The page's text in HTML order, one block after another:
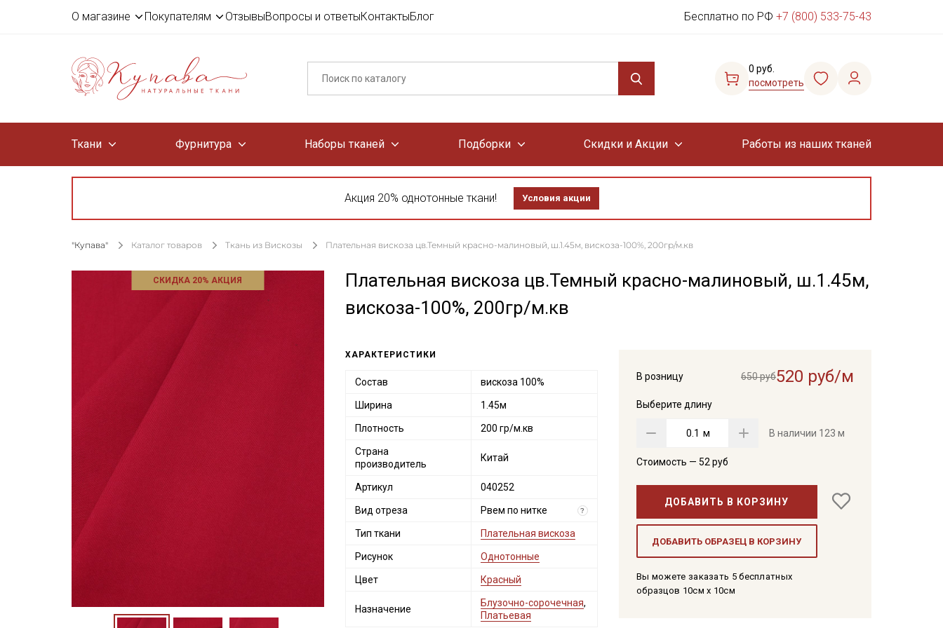
О магазине Покупателям ОтзывыВопросы и ответыКонтактыБлог Бесплатно по РФ +7 (800) 533-75-43
0 руб.
посмотреть
Ткани Фурнитура Наборы тканей Подборки Скидки и Акции Работы из наших тканей
Акция 20% однотонные ткани! Условия акции
"Купава" Каталог товаров Ткань из Вискозы Плательная вискоза цв.Темный красно-малиновый, ш.1.45м, вискоза-100%, 200гр/м.кв
СКИДКА 20% АКЦИЯ
Плательная вискоза цв.Темный красно-малиновый, ш.1.45м,
вискоза-100%, 200гр/м.кв
В розницу 650 руб520 руб/м
Выберите длину
м В наличии 123 м
Стоимость — 52 руб
ДОБАВИТЬ В КОРЗИНУ
ДОБАВИТЬ ОБРАЗЕЦ В КОРЗИНУ
Вы можете заказать 5 бесплатных
образцов 10см x 10см
ХАРАКТЕРИСТИКИ
Состав вискоза 100%
Ширина 1.45м
Плотность 200 гр/м.кв
Страна
производитель
Китай
Артикул 040252
Вид отреза Рвем по нитке ?
Тип ткани Плательная вискоза
Рисунок Однотонные
Цвет Красный
Назначение
Блузочно-сорочечная,
Платьевая